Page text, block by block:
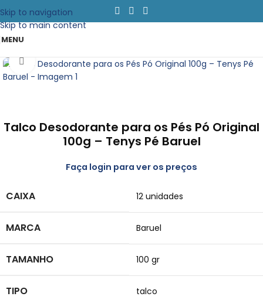
Skip to navigation
Skip to main content
MENU
Clique para emapliar
Talco Desodorante para os Pés Pó Original
100g – Tenys Pé Baruel
Faça login para ver os preços
CAIXA 12 unidades
MARCA Baruel
TAMANHO 100 gr
TIPO talco